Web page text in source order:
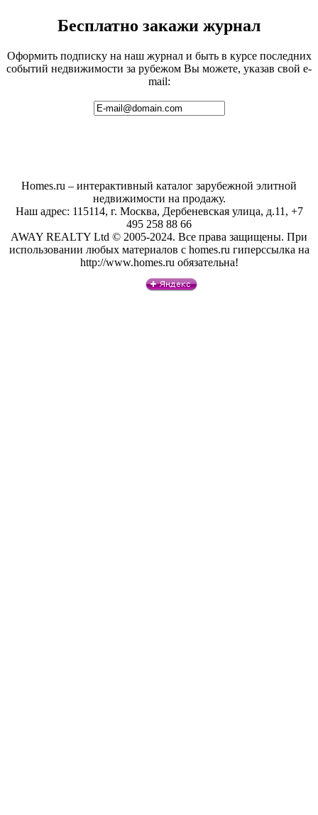
Бесплатно закажи журнал
Оформить подписку на наш журнал и быть в курсе последних
событий недвижимости за рубежом Вы можете, указав свой e-
mail:
Homes.ru – интерактивный каталог зарубежной элитной
недвижимости на продажу.
Наш адрес: 115114, г. Москва, Дербеневская улица, д.11, +7
495 258 88 66
AWAY REALTY Ltd © 2005-2024. Все права защищены. При
использовании любых материалов с homes.ru гиперссылка на
http://www.homes.ru обязательна!